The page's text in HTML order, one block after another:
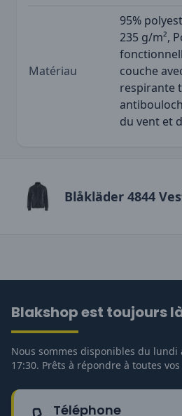
Matériau
95%
235 g/m²,
couche
respirante
du vent et
Blåkläder 4844
Blakshop est toujours
Nous sommes disponibles du lundi
17:30. Prêts à répondre à toutes
Téléphone